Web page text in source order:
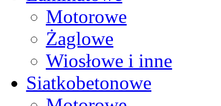
Motorowe
Żaglowe
Wiosłowe i inne
Siatkobetonowe